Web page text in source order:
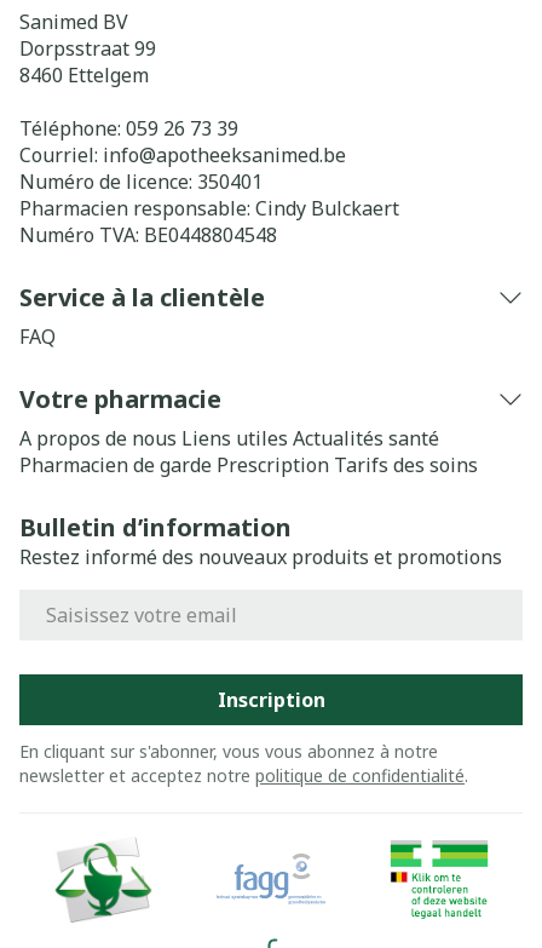
Sanimed BV
Dorpsstraat 99
8460 Ettelgem
Téléphone: 059 26 73 39
Courriel: info@apotheeksanimed.be
Numéro de licence: 350401
Pharmacien responsable: Cindy Bulckaert
Numéro TVA: BE0448804548
Service à la clientèle
FAQ
Votre pharmacie
A propos de nous Liens utiles Actualités santé
Pharmacien de garde Prescription Tarifs des soins
Bulletin d’information
Restez informé des nouveaux produits et promotions
Inscription
En cliquant sur s'abonner, vous vous abonnez à notre
newsletter et acceptez notre politique de confidentialité.